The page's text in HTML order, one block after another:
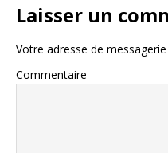
Laisser un
Votre adresse de
Commentaire